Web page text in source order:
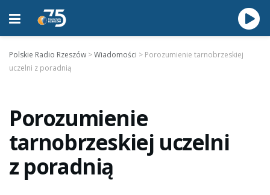
Polskie Radio Rzeszów >Wiadomości > Porozumienie tarnobrzeskiej
uczelni z poradnią
Porozumienie
tarnobrzeskiej uczelni
z poradnią